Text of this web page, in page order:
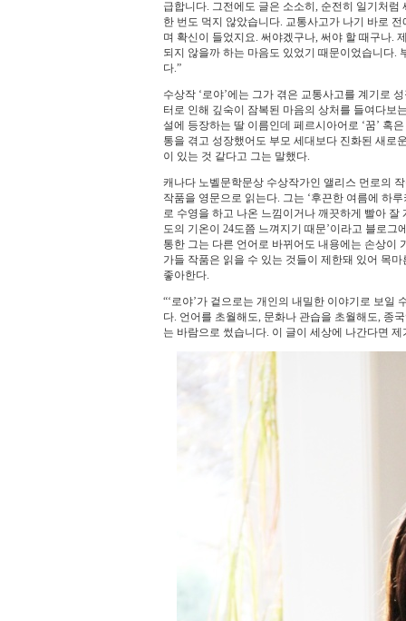
급합니다. 그전에도 글은 소소히, 순전히 일기처
한 번도 먹지 않았습니다. 교통사고가 나기 바로
며 확신이 들었지요. 써야겠구나, 써야 할 때구나.
되지 않을까 하는 마음도 있었기 때문이었습니다.
다.”
수상작 ‘로야’에는 그가 겪은 교통사고를 계기로
터로 인해 깊숙이 잠복된 마음의 상처를 들여다보
설에 등장하는 딸 이름인데 페르시아어로 ‘꿈’ 혹
통을 겪고 성장했어도 부모 세대보다 진화된 새로
이 있는 것 같다고 그는 말했다.
캐나다 노벨문학문상 수상작가인 앨리스 먼로의
작품을 영문으로 읽는다. 그는 ‘후끈한 여름에 하
로 수영을 하고 나온 느낌이거나 깨끗하게 빨아 잘
도의 기온이 24도쯤 느껴지기 때문’이라고 블로
통한 그는 다른 언어로 바뀌어도 내용에는 손상이
가들 작품은 읽을 수 있는 것들이 제한돼 있어 목
좋아한다.
“‘로야’가 겉으로는 개인의 내밀한 이야기로 보일
다. 언어를 초월해도, 문화나 관습을 초월해도, 종
는 바람으로 썼습니다. 이 글이 세상에 나간다면